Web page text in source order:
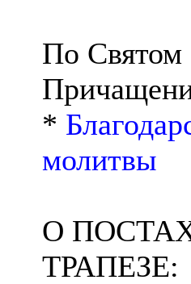
По Святом
*
молитвы
О
ТРАПЕЗЕ: